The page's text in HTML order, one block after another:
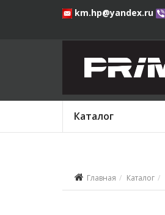
km.hp@yandex.ru
Каталог
Главная Каталог